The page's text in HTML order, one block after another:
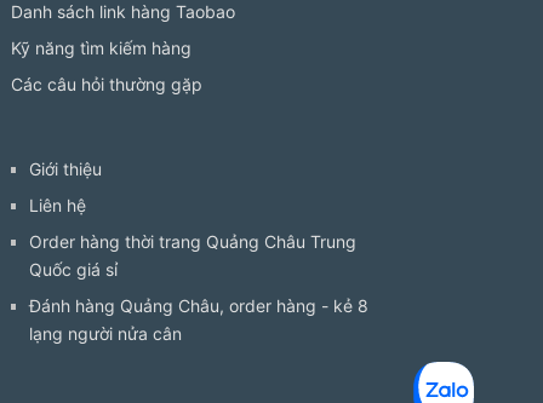
Danh sách link hàng Taobao
Kỹ năng tìm kiếm hàng
Các câu hỏi thường gặp
Giới thiệu
Liên hệ
Order hàng thời trang Quảng Châu Trung
Quốc giá sỉ
Đánh hàng Quảng Châu, order hàng - kẻ 8
lạng người nửa cân